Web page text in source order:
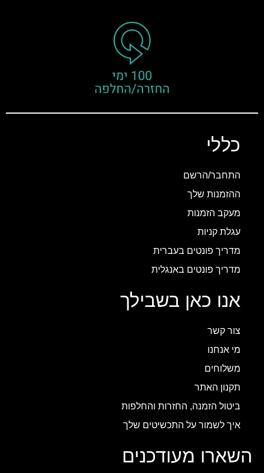
כללי
התחבר/הרשם
ההזמנות שלך
מעקב הזמנות
עגלת קניות
מדריך פונטים בעברית
מדריך פונטים באנגלית
אנו כאן בשבילך
צור קשר
מי אנחנו
משלוחים
תקנון האתר
ביטול הזמנה, החזרות והחלפות
איך לשמור על התכשיטים שלך
השארו מעודכנים